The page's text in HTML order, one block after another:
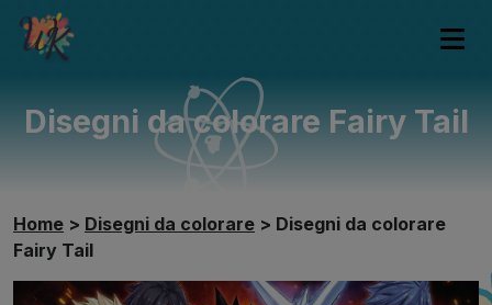
Disegni da colorare Fairy Tail
Home > Disegni da colorare > Disegni da colorare
Fairy Tail